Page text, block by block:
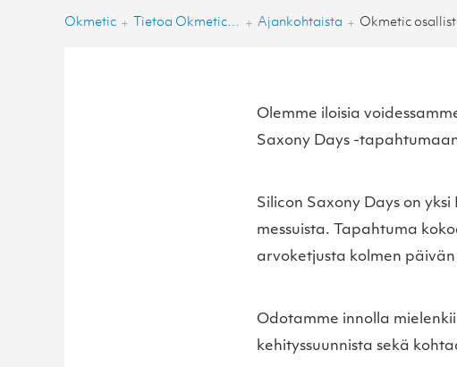
Okmetic + Tietoa Okmeticista + Ajankohtaista +
Olemme iloisia
Saxony Days -
Silicon Saxony Days on
messuista. Tapahtuma
arvoketjusta kolmen
Odotamme innolla
kehityssuunnista sekä